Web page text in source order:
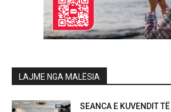
LAJME NGA MALËSIA
SEANCA E KUVENDIT